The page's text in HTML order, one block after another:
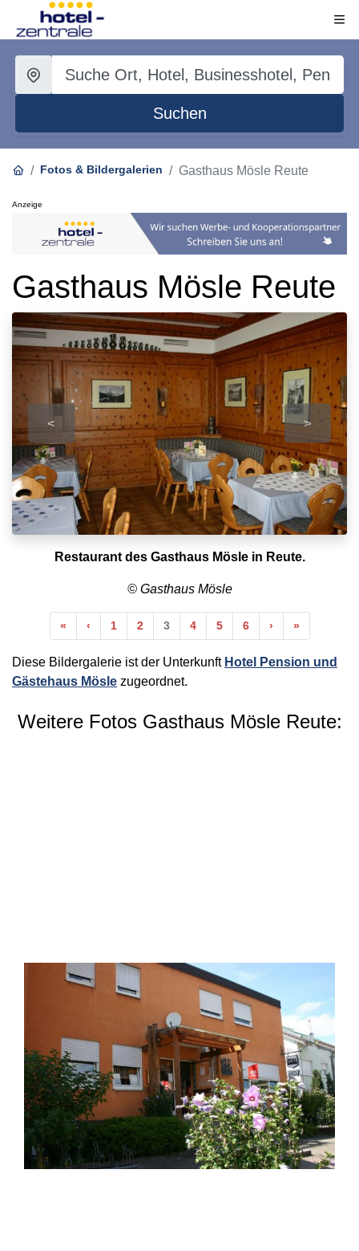
Suchen
Fotos & Bildergalerien Gasthaus Mösle Reute
Anzeige
Gasthaus Mösle Reute
< >
Restaurant des Gasthaus Mösle in Reute.
© Gasthaus Mösle
«Anfang
‹Vorherige
1 2 3 4 5 6 ›Nächste
»Ende
Diese Bildergalerie ist der Unterkunft Hotel Pension und
Gästehaus Mösle zugeordnet.
Weitere Fotos Gasthaus Mösle Reute: